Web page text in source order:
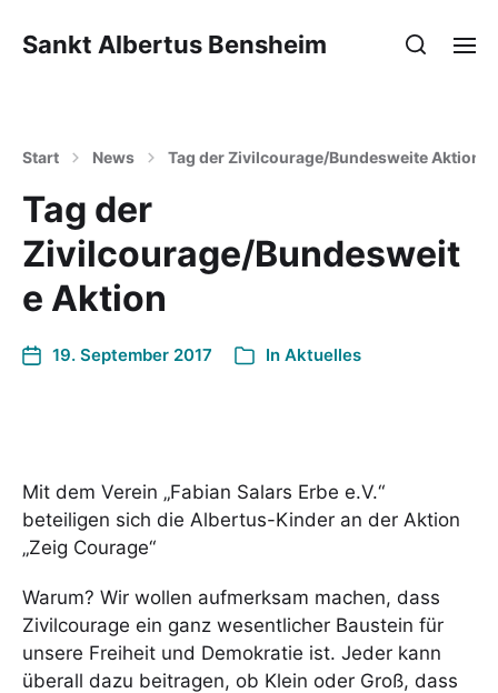
Sankt Albertus Bensheim
Start News Tag der Zivilcourage/Bundesweite Aktion
Tag der
Zivilcourage/Bundesweit
e Aktion
19. September 2017 In Aktuelles
Mit dem Verein „Fabian Salars Erbe e.V.“
beteiligen sich die Albertus-Kinder an der Aktion
„Zeig Courage“
Warum? Wir wollen aufmerksam machen, dass
Zivilcourage ein ganz wesentlicher Baustein für
unsere Freiheit und Demokratie ist. Jeder kann
überall dazu beitragen, ob Klein oder Groß, dass